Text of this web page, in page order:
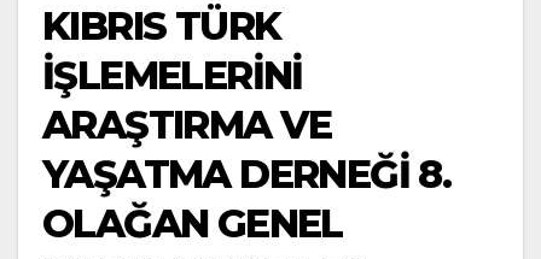
KIBRIS TÜRK
İŞLEMELERİNİ
ARAŞTIRMA VE
YAŞATMA DERNEĞİ 8.
OLAĞAN GENEL